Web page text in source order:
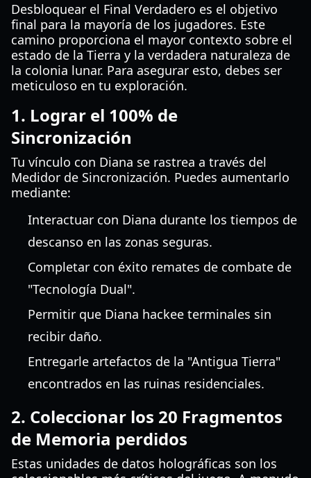
Desbloquear el Final Verdadero es el objetivo
final para la mayoría de los jugadores. Este
camino proporciona el mayor contexto sobre el
estado de la Tierra y la verdadera naturaleza de
la colonia lunar. Para asegurar esto, debes ser
meticuloso en tu exploración.
1. Lograr el 100% de
Sincronización
Tu vínculo con Diana se rastrea a través del
Medidor de Sincronización. Puedes aumentarlo
mediante:
Interactuar con Diana durante los tiempos de
descanso en las zonas seguras.
Completar con éxito remates de combate de
"Tecnología Dual".
Permitir que Diana hackee terminales sin
recibir daño.
Entregarle artefactos de la "Antigua Tierra"
encontrados en las ruinas residenciales.
2. Coleccionar los 20 Fragmentos
de Memoria perdidos
Estas unidades de datos holográficas son los